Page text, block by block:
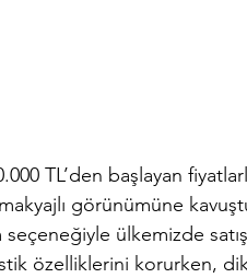
TL’den başlayan
görünümüne
ülkemizde
özelliklerini korurken,